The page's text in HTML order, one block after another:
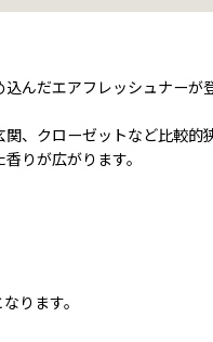
んだエアフレッシュナーが
、クローゼットなど比較的
りが広がります。
ります。